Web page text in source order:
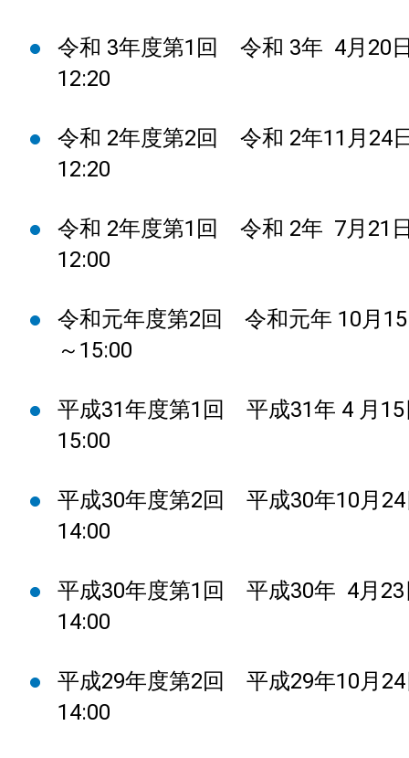
令和 3年度第1回 令和 3年 4月20
12:20
令和 2年度第2回 令和 2年11月24
12:20
令和 2年度第1回 令和 2年 7月21
12:00
令和元年度第2回 令和元年 10月
～15:00
平成31年度第1回 平成31年 4 月15
15:00
平成30年度第2回 平成30年10月24
14:00
平成30年度第1回 平成30年 4月23
14:00
平成29年度第2回 平成29年10月24
14:00